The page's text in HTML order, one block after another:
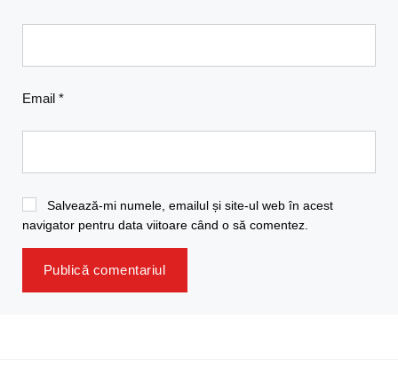
Email *
Salvează-mi numele, emailul și site-ul web în acest
navigator pentru data viitoare când o să comentez.